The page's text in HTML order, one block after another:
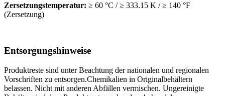
Zersetzungstemperatur: ≥ 60 °C / ≥ 333.15 K / ≥ 140 °F
(Zersetzung)
Entsorgungshinweise
Produktreste sind unter Beachtung der nationalen und regionalen
Vorschriften zu entsorgen.Chemikalien in Originalbehältern
belassen. Nicht mit anderen Abfällen vermischen. Ungereinigte